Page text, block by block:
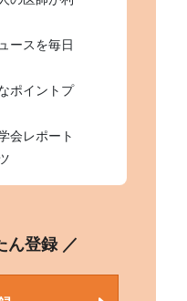
ースを毎日
ポイントプ
会レポート
ん登録 ／